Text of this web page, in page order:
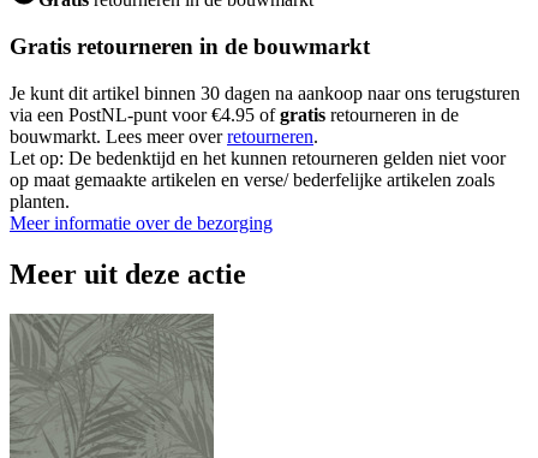
Gratis retourneren in de bouwmarkt
Je kunt dit artikel binnen 30 dagen na aankoop naar ons terugsturen
via een PostNL-punt voor €4.95 ofgratis retourneren in de
bouwmarkt. Lees meer overretourneren.
Let op: De bedenktijd en het kunnen retourneren gelden niet voor
op maat gemaakte artikelen en verse/ bederfelijke artikelen zoals
planten.
Meer informatie over de bezorging
Meer uit deze actie